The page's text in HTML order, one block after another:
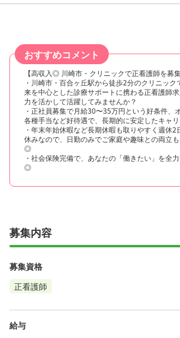
おすすめコメント
【高収入◎ 川崎市・クリニックで正看護師を募集
・川崎市・百合ヶ丘駅から徒歩2分のクリニッ
来を中心とした診療サポートに携わる正看護師
力を活かして活躍してみませんか？
・正社員募集で月給30〜35万円という好条件、
各種手当など好待遇で、長期的に安定したキャ
・年末年始休暇など長期休暇も取りやすく週休2
休みなので、日勤のみでご家庭や趣味との両立
◎
・社会保険完備で、あなたの「働きたい」を全
◎
募集内容
募集資格
正看護師
給与